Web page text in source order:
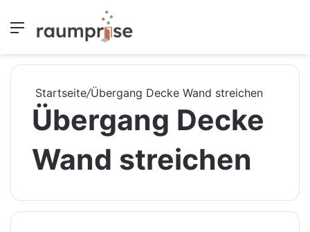
Menü
Startseite/Übergang Decke Wand streichen
Übergang Decke
Wand streichen